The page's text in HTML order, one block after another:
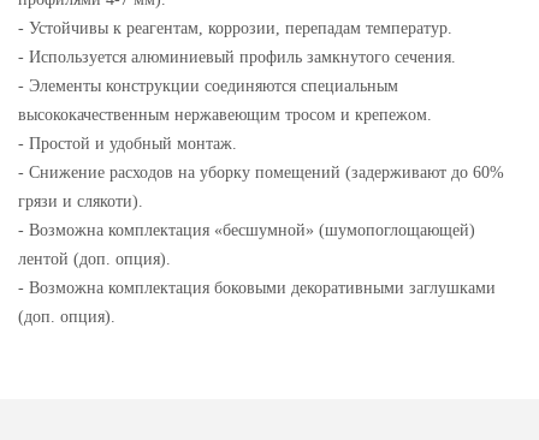
- Устойчивы к реагентам, коррозии, перепадам температур.
- Используется алюминиевый профиль замкнутого сечения.
- Элементы конструкции соединяются специальным
высококачественным нержавеющим тросом и крепежом.
- Простой и удобный монтаж.
- Снижение расходов на уборку помещений (задерживают до 60%
грязи и слякоти).
- Возможна комплектация «бесшумной» (шумопоглощающей)
лентой (доп. опция).
- Возможна комплектация боковыми декоративными заглушками
(доп. опция).